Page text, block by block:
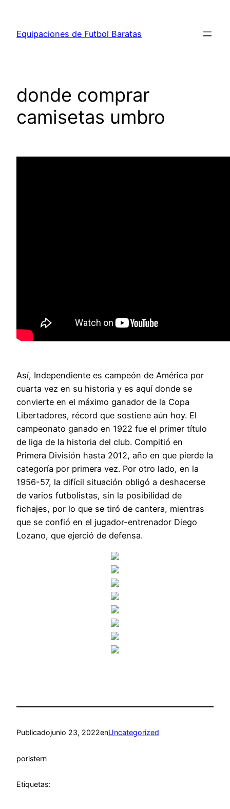
contenido
Equipaciones de Futbol Baratas
donde comprar
camisetas umbro
Así, Independiente es campeón de América por
cuarta vez en su historia y es aquí donde se
convierte en el máximo ganador de la Copa
Libertadores, récord que sostiene aún hoy. El
campeonato ganado en 1922 fue el primer título
de liga de la historia del club. Compitió en
Primera División hasta 2012, año en que pierde la
categoría por primera vez. Por otro lado, en la
1956-57, la difícil situación obligó a deshacerse
de varios futbolistas, sin la posibilidad de
fichajes, por lo que se tiró de cantera, mientras
que se confió en el jugador-entrenador Diego
Lozano, que ejerció de defensa.
Publicadojunio 23, 2022enUncategorized
poristern
Etiquetas: